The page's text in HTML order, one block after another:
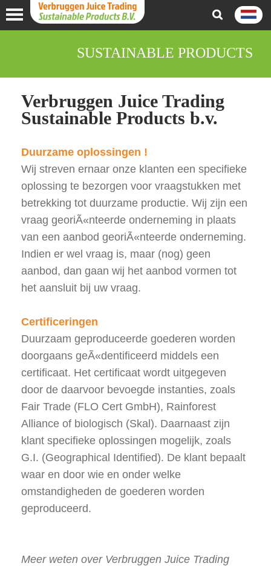
SUSTAINABLE PRODUCTS
Verbruggen Juice Trading
Sustainable Products b.v.
Duurzame oplossingen !
Wij streven ernaar onze klanten een specifieke
oplossing te bezorgen voor vraagstukken met
betrekking tot duurzame productie. Wij zijn een
vraag georiÃ«nteerde onderneming in plaats
van een aanbod georiÃ«nteerde onderneming.
Indien er wel vraag is, maar (nog) geen
aanbod, dan gaan wij het aanbod vormen tot
het aansluit bij uw vraag.
Certificeringen
Duurzaam geproduceerde goederen worden
doorgaans geÃ«dentificeerd middels een
certificaat. Het certificaat wordt uitgegeven
door de daarvoor bevoegde instanties, zoals
Fair Trade (FLO Cert GmbH), Rainforest
Alliance of biologisch (Skal). Daarnaast zijn
klant specifieke oplossingen mogelijk, zoals
G.I. (Geographical Identified). De klant bepaalt
waar en door wie en onder welke
omstandigheden de goederen worden
geproduceerd.
Meer weten over Verbruggen Juice Trading